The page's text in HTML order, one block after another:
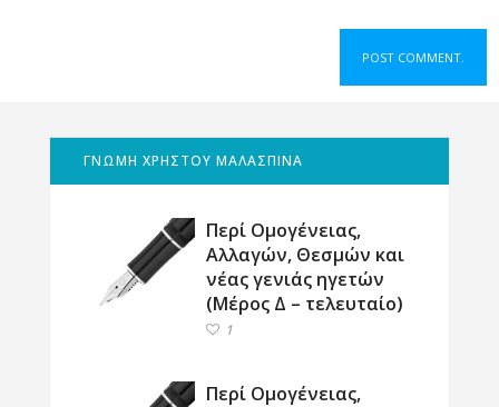
ΓΝΩΜΗ ΧΡΗΣΤΟΥ ΜΑΛΑΣΠΙΝΑ
Περί Ομογένειας,
Αλλαγών, Θεσμών και
νέας γενιάς ηγετών
(Μέρος Δ – τελευταίο)
1
Περί Ομογένειας,